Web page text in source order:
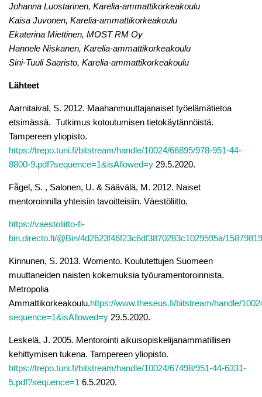
Johanna Luostarinen, Karelia-ammattikorkeakoulu
Kaisa Juvonen, Karelia-ammattikorkeakoulu
Ekaterina Miettinen, MOST RM Oy
Hannele Niskanen, Karelia-ammattikorkeakoulu
Sini-Tuuli Saaristo, Karelia-ammattikorkeakoulu
Lähteet
Aarnitaival, S. 2012. Maahanmuuttajanaiset työelämätietoa
etsimässä. Tutkimus kotoutumisen tietokäytännöistä.
Tampereen yliopisto.
https://trepo.tuni.fi/bitstream/handle/10024/66895/978-951-44-
8800-9.pdf?sequence=1&isAllowed=y 29.5.2020.
Fågel, S. , Salonen, U. & Säävälä, M. 2012. Naiset
mentoroinnilla yhteisiin tavoitteisiin. Väestöliitto.
https://vaestoliitto-fi-
bin.directo.fi/@Bin/4d2623f46f23c6df3870283c1029595a/
Kinnunen, S. 2013. Womento. Koulutettujen Suomeen
muuttaneiden naisten kokemuksia työuramentoroinnista.
Metropolia
Ammattikorkeakoulu.https://www.theseus.fi/bitstream/handle/
sequence=1&isAllowed=y 29.5.2020.
Leskelä, J. 2005. Mentorointi aikuisopiskelijanammatillisen
kehittymisen tukena. Tampereen yliopisto.
https://trepo.tuni.fi/bitstream/handle/10024/67498/951-44-6331-
5.pdf?sequence=1 6.5.2020.